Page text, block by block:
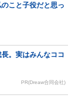
こと子役だと思っ
。実はみんなココ
PR(Dreaw合同会社)